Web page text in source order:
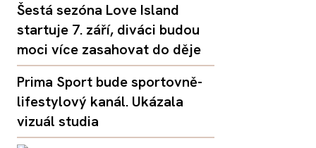
Šestá sezóna Love Island
startuje 7. září, diváci budou
moci více zasahovat do děje
Prima Sport bude sportovně-
lifestylový kanál. Ukázala
vizuál studia